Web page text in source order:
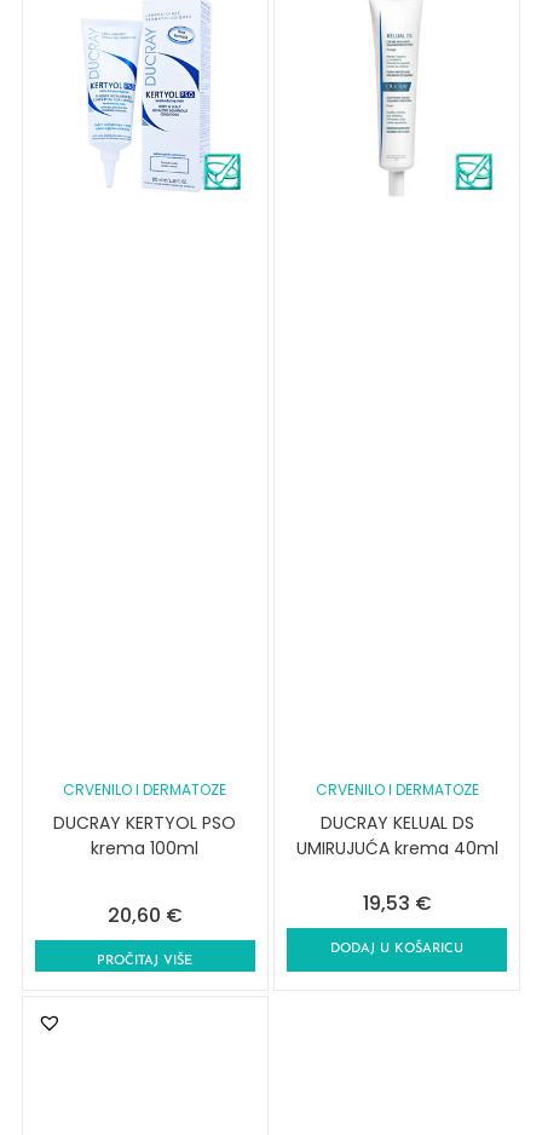
CRVENILO I DERMATOZE
DUCRAY KERTYOL PSO
krema 100ml
20,60 €
PROČITAJ VIŠE
CRVENILO I DERMATOZE
DUCRAY KELUAL DS
UMIRUJUĆA krema 40ml
19,53 €
DODAJ U KOŠARICU